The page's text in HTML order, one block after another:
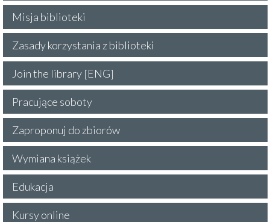
Misja biblioteki
Zasady korzystania z biblioteki
Join the library [ENG]
Pracujące soboty
Zaproponuj do zbiorów
Wymiana książek
Edukacja
Kursy online